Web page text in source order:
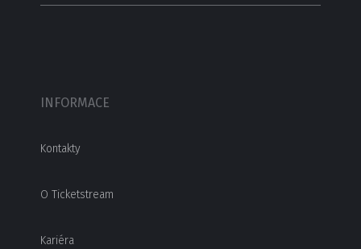
INFORMACE
Kontakty
O Ticketstream
Kariéra